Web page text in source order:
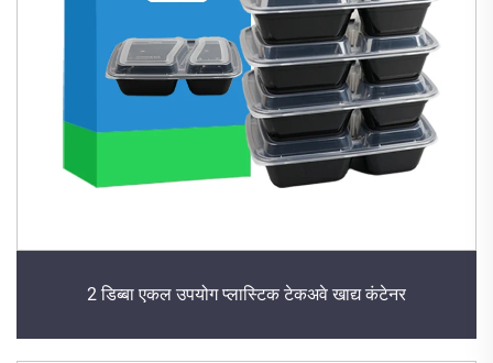
2 डिब्बा एकल उपयोग प्लास्टिक टेकअवे खाद्य कंटेनर